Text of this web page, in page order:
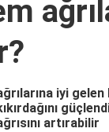
iyi
artırabilir